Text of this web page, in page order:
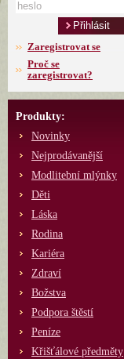
Zaregistrovat se
Proč se
zaregistrovat?
Produkty:
Novinky
Nejprodávanější
Modlitební mlýnky
Děti
Láska
Rodina
Kariéra
Zdraví
Božstva
Podpora štěstí
Peníze
Křišťálové předměty